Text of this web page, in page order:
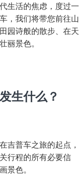
生活的焦虑，度过一
，我们将带您前往山
园诗般的散步、在天
丽景色。
生什么？
吉普车之旅的起点，
行程的所有必要信
景色。